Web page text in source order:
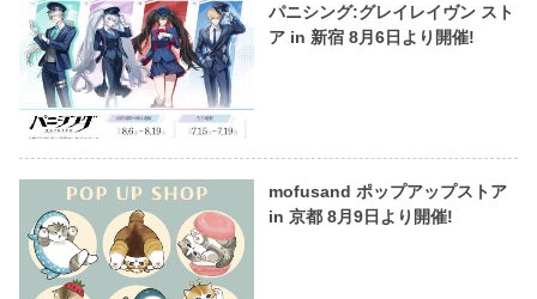
パニシング:グレイレイヴン スト
ア in 新宿 8月6日より開催!
mofusand ポップアップストア
in 京都 8月9日より開催!